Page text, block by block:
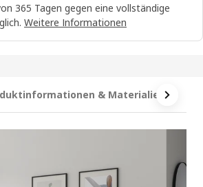
365 Tagen gegen eine vollständige
Weitere Informationen
& Materialien